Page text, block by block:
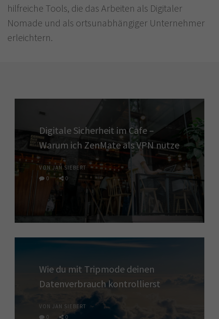
hilfreiche Tools, die das Arbeiten als Digitaler
Nomade und als ortsunabhängiger Unternehmer
erleichtern.
Digitale Sicherheit im Cafe –
Warum ich ZenMate als VPN nutze
VON JAN SIEBERT
0
0
Wie du mit Tripmode deinen
Datenverbrauch kontrollierst
VON JAN SIEBERT
0
0